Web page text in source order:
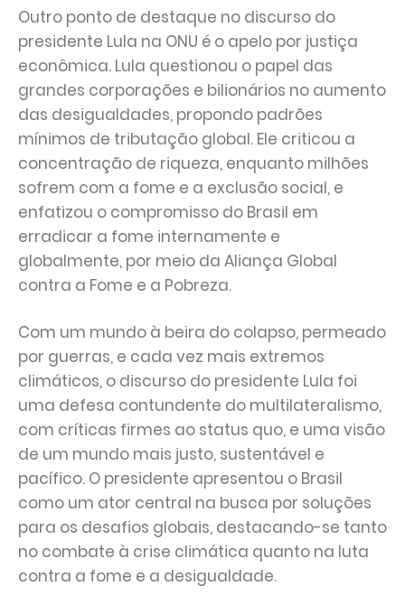
Outro ponto de destaque no discurso do
presidente Lula na ONU é o apelo por justiça
econômica. Lula questionou o papel das
grandes corporações e bilionários no aumento
das desigualdades, propondo padrões
mínimos de tributação global. Ele criticou a
concentração de riqueza, enquanto milhões
sofrem com a fome e a exclusão social, e
enfatizou o compromisso do Brasil em
erradicar a fome internamente e
globalmente, por meio da Aliança Global
contra a Fome e a Pobreza.
Com um mundo à beira do colapso, permeado
por guerras, e cada vez mais extremos
climáticos, o discurso do presidente Lula foi
uma defesa contundente do multilateralismo,
com críticas firmes ao status quo, e uma visão
de um mundo mais justo, sustentável e
pacífico. O presidente apresentou o Brasil
como um ator central na busca por soluções
para os desafios globais, destacando-se tanto
no combate à crise climática quanto na luta
contra a fome e a desigualdade.